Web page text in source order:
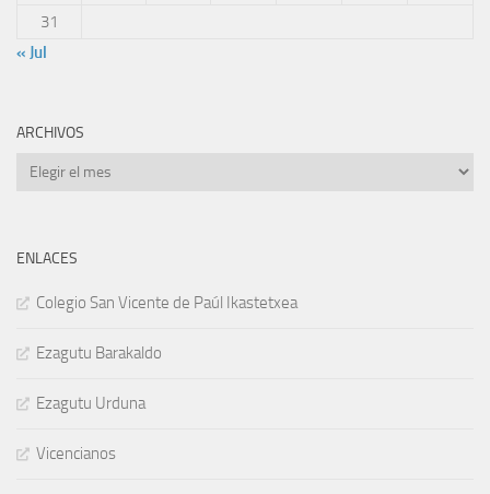
31
« Jul
ARCHIVOS
Archivos
ENLACES
Colegio San Vicente de Paúl Ikastetxea
Ezagutu Barakaldo
Ezagutu Urduna
Vicencianos